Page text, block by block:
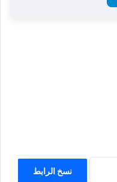
نسخ الرابط